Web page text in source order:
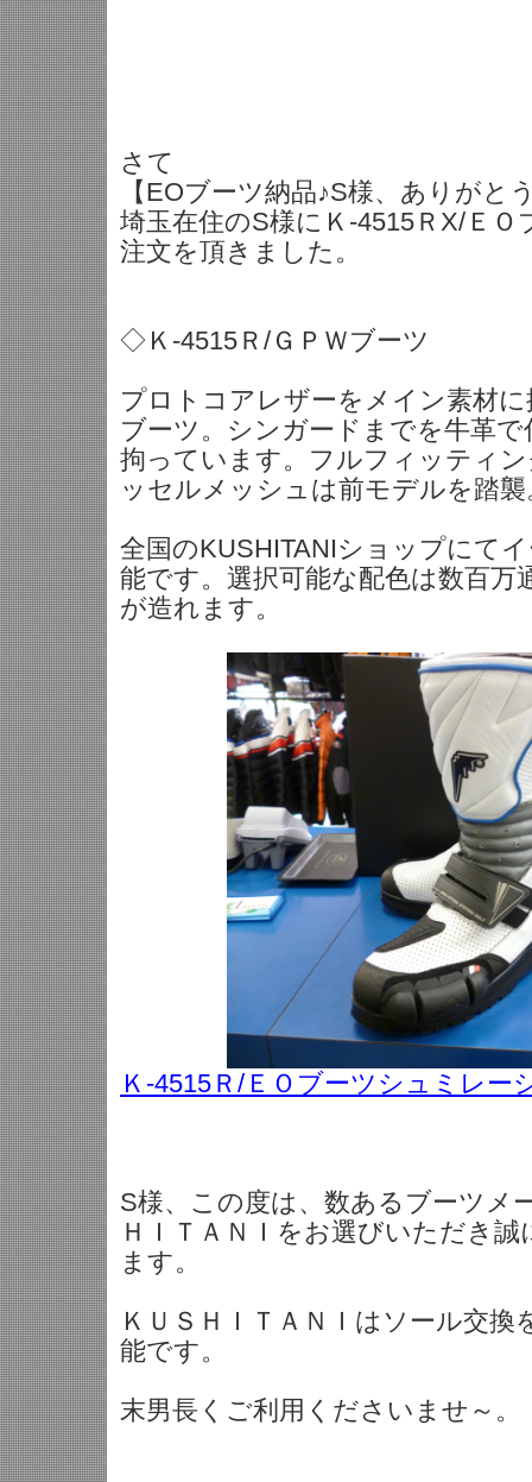
さて
【EOブーツ納品♪S様、ありがと
埼玉在住のS様にＫ-4515ＲX/Ｅ
注文を頂きました。
◇Ｋ-4515Ｒ/ＧＰＷブーツ
プロトコアレザーをメイン素材
ブーツ。シンガードまでを牛革
拘っています。フルフィッティ
ッセルメッシュは前モデルを踏襲
全国のKUSHITANIショップにて
能です。選択可能な配色は数百万
が造れます。
Ｋ-4515Ｒ/ＥＯブーツシュミレー
S様、この度は、数あるブーツメ
ＨＩＴＡＮＩをお選びいただき
ます。
ＫＵＳＨＩＴＡＮＩはソール交換
能です。
末男長くご利用くださいませ～。